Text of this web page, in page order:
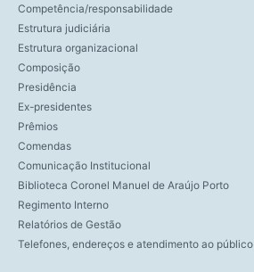
Competência/responsabilidade
Estrutura judiciária
Estrutura organizacional
Composição
Presidência
Ex-presidentes
Prêmios
Comendas
Comunicação Institucional
Biblioteca Coronel Manuel de Araújo Porto
Regimento Interno
Relatórios de Gestão
Telefones, endereços e atendimento ao público